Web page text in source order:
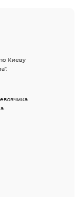
Киеву